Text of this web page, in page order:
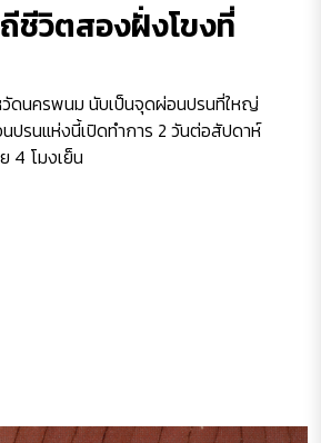
ชีวิตสองฝั่งโขงที่
ดนครพนม นับเป็นจุดผ่อนปรนที่ใหญ่
ปรนแห่งนี้เปิดทำการ 2 วันต่อสัปดาห์
4 โมงเย็น